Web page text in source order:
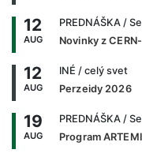
12
AUG
PREDNÁŠKA /
Novinky z
12
AUG
INÉ / celý svet
Perzeidy 2026
19
AUG
PREDNÁŠKA /
Program